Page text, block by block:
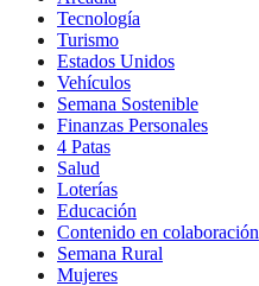
Tecnología
Turismo
Estados Unidos
Vehículos
Semana Sostenible
Finanzas Personales
4 Patas
Salud
Loterías
Educación
Contenido en colaboración
Semana Rural
Mujeres